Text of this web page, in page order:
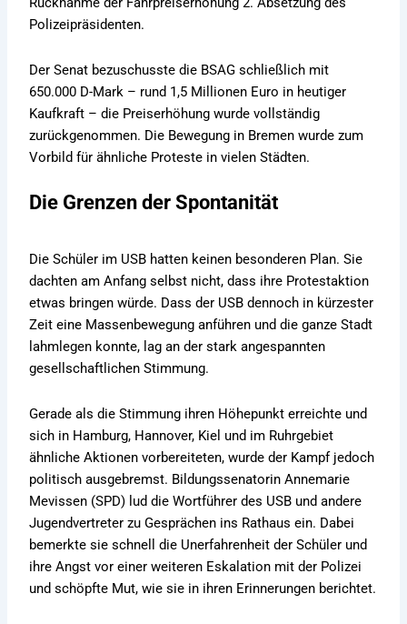
Polizeipräsidenten.
Der Senat bezuschusste die BSAG schließlich mit
650.000 D-Mark – rund 1,5 Millionen Euro in heutiger
Kaufkraft – die Preiserhöhung wurde vollständig
zurückgenommen. Die Bewegung in Bremen wurde zum
Vorbild für ähnliche Proteste in vielen Städten.
Die Grenzen der Spontanität
Die Schüler im USB hatten keinen besonderen Plan. Sie
dachten am Anfang selbst nicht, dass ihre Protestaktion
etwas bringen würde. Dass der USB dennoch in kürzester
Zeit eine Massenbewegung anführen und die ganze Stadt
lahmlegen konnte, lag an der stark angespannten
gesellschaftlichen Stimmung.
Gerade als die Stimmung ihren Höhepunkt erreichte und
sich in Hamburg, Hannover, Kiel und im Ruhrgebiet
ähnliche Aktionen vorbereiteten, wurde der Kampf jedoch
politisch ausgebremst. Bildungssenatorin Annemarie
Mevissen (SPD) lud die Wortführer des USB und andere
Jugendvertreter zu Gesprächen ins Rathaus ein. Dabei
bemerkte sie schnell die Unerfahrenheit der Schüler und
ihre Angst vor einer weiteren Eskalation mit der Polizei
und schöpfte Mut, wie sie in ihren Erinnerungen berichtet.